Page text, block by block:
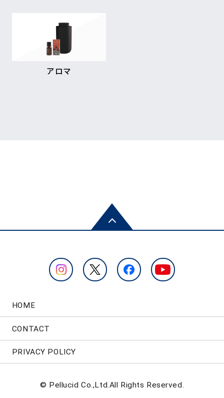
アロマ
HOME
CONTACT
PRIVACY POLICY
© Pellucid Co.,Ltd.All Rights Reserved.